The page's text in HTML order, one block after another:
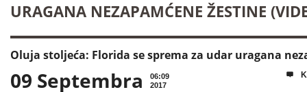
URAGANA NEZAPAMĆENE ŽESTINE
Oluja stoljeća: Florida se sprema za udar uragana
09 Septembra
06:09
2017
